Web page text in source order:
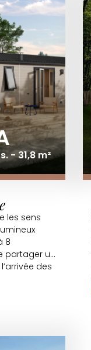
- 31,8 m²
les sens
8
partager un
des